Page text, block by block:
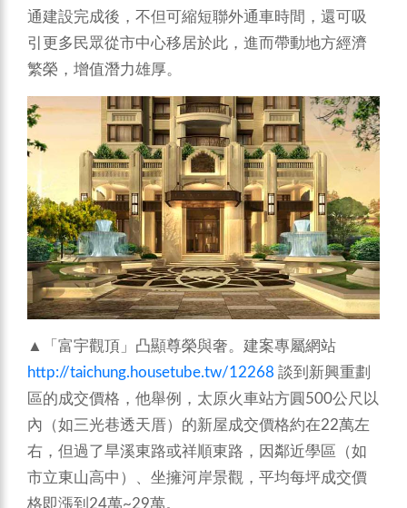
通建設完成後，不但可縮短聯外通車時間，還可吸
引更多民眾從市中心移居於此，進而帶動地方經濟
繁榮，增值潛力雄厚。
▲「富宇觀頂」凸顯尊榮與奢。建案專屬網站
http://taichung.housetube.tw/12268 談到新興重劃
區的成交價格，他舉例，太原火車站方圓500公尺以
內（如三光巷透天厝）的新屋成交價格約在22萬左
右，但過了旱溪東路或祥順東路，因鄰近學區（如
市立東山高中）、坐擁河岸景觀，平均每坪成交價
格即漲到24萬~29萬。